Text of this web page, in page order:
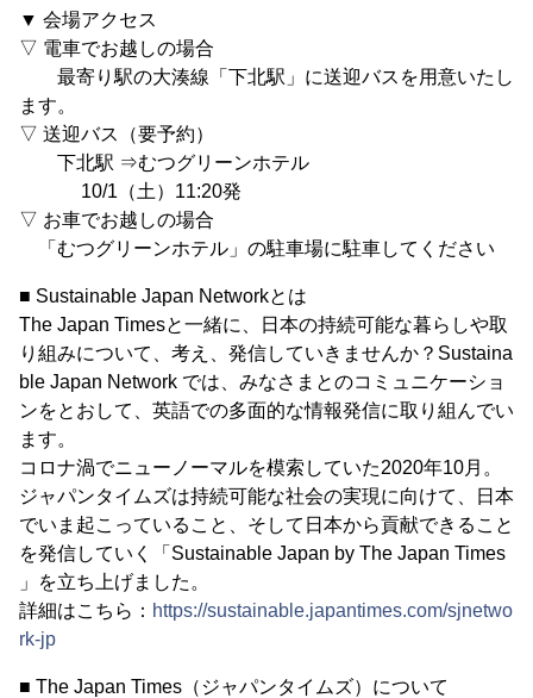
▼ 会場アクセス
▽ 電車でお越しの場合
最寄り駅の大湊線「下北駅」に送迎バスを用意いたし
ます。
▽ 送迎バス（要予約）
下北駅 ⇒むつグリーンホテル
10/1（土）11:20発
▽ お車でお越しの場合
「むつグリーンホテル」の駐車場に駐車してください
■ Sustainable Japan Networkとは
The Japan Timesと一緒に、日本の持続可能な暮らしや取
り組みについて、考え、発信していきませんか？Sustaina
ble Japan Network では、みなさまとのコミュニケーショ
ンをとおして、英語での多面的な情報発信に取り組んでい
ます。
コロナ渦でニューノーマルを模索していた2020年10月。
ジャパンタイムズは持続可能な社会の実現に向けて、日本
でいま起こっていること、そして日本から貢献できること
を発信していく「Sustainable Japan by The Japan Times
」を立ち上げました。
詳細はこちら： https://sustainable.japantimes.com/sjnetwo
rk-jp
■ The Japan Times（ジャパンタイムズ）について